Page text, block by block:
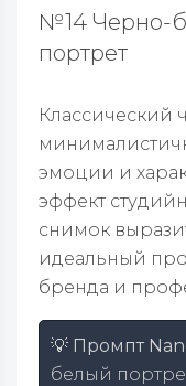
№14 Черно-
портрет
Классический
эмоции и
эффект
снимок
идеальный
бренда и
💡 Промпт
белый